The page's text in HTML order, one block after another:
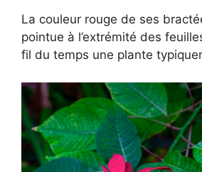
La couleur rouge de ses
pointue à l’extrémité des
fil du temps une plante